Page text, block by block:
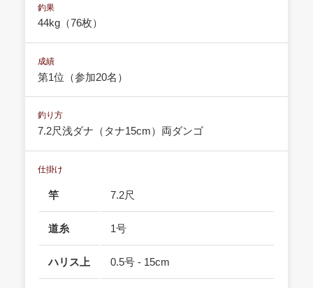
釣果
44kg（76枚）
成績
第1位（参加20名）
釣り方
7.2尺浅ダナ（タナ15cm）両ダンゴ
仕掛け
竿 7.2尺
道糸 1号
ハリス上 0.5号 - 15cm